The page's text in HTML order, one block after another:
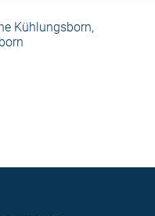
Kühlungsborn,